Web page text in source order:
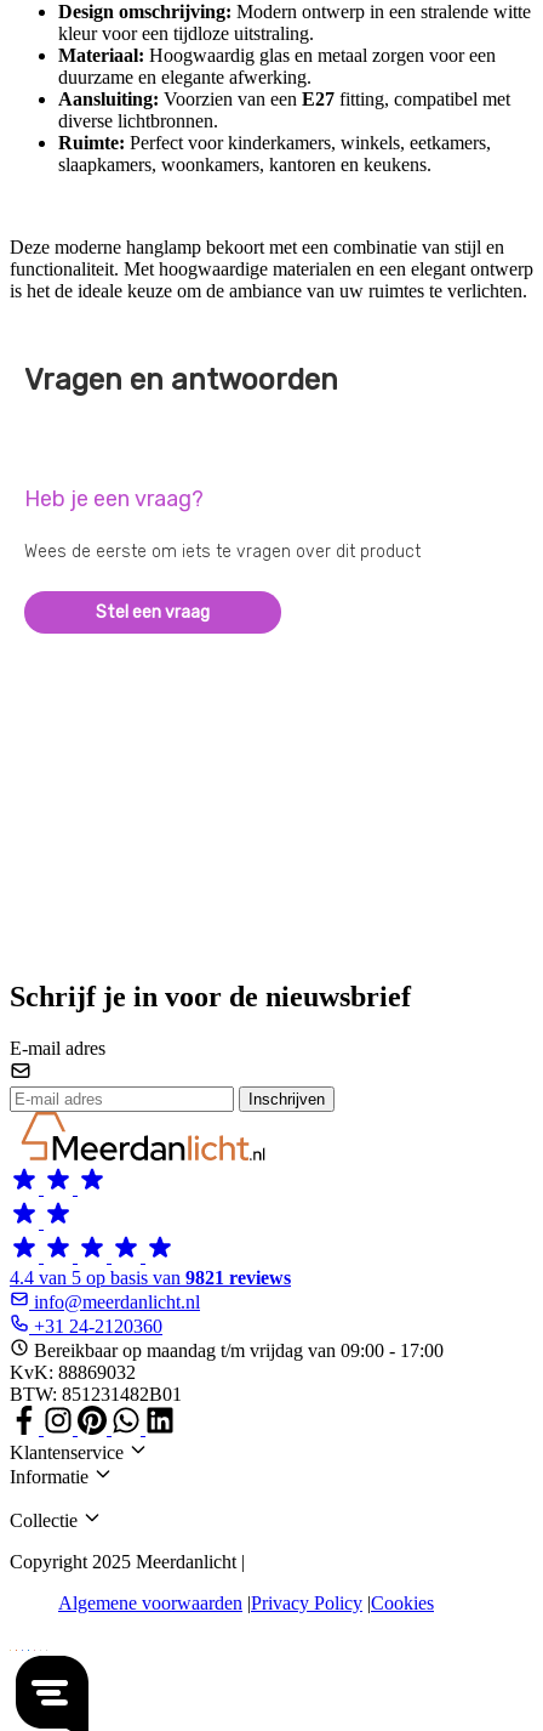
Design omschrijving: Modern ontwerp in een stralende witte
kleur voor een tijdloze uitstraling.
Materiaal: Hoogwaardig glas en metaal zorgen voor een
duurzame en elegante afwerking.
Aansluiting: Voorzien van een E27 fitting, compatibel met
diverse lichtbronnen.
Ruimte: Perfect voor kinderkamers, winkels, eetkamers,
slaapkamers, woonkamers, kantoren en keukens.
Deze moderne hanglamp bekoort met een combinatie van stijl en
functionaliteit. Met hoogwaardige materialen en een elegant ontwerp
is het de ideale keuze om de ambiance van uw ruimtes te verlichten.
Vragen en antwoorden
Heb je een vraag?
Wees de eerste om iets te vragen over dit product
Stel een vraag
Schrijf je in voor de nieuwsbrief
E-mail adres
Inschrijven
4.4 van 5 op basis van 9821 reviews
info@meerdanlicht.nl
+31 24-2120360
Bereikbaar op maandag t/m vrijdag van 09:00 - 17:00
KvK: 88869032
BTW: 851231482B01
Klantenservice
Informatie
Collectie
Copyright 2025 Meerdanlicht |
Algemene voorwaarden Privacy Policy Cookies